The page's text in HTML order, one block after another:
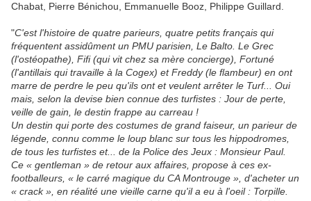
Chabat, Pierre Bénichou, Emmanuelle Booz, Philippe Guillard.
"C'est l'histoire de quatre parieurs, quatre petits français qui
fréquentent assidûment un PMU parisien, Le Balto. Le Grec
(l'ostéopathe), Fifi (qui vit chez sa mère concierge), Fortuné
(l'antillais qui travaille à la Cogex) et Freddy (le flambeur) en ont
marre de perdre le peu qu'ils ont et veulent arrêter le Turf... Oui
mais, selon la devise bien connue des turfistes : Jour de perte,
veille de gain, le destin frappe au carreau !
Un destin qui porte des costumes de grand faiseur, un parieur de
légende, connu comme le loup blanc sur tous les hippodromes,
de tous les turfistes et... de la Police des Jeux : Monsieur Paul.
Ce « gentleman » de retour aux affaires, propose à ces ex-
footballeurs, « le carré magique du CA Montrouge », d'acheter un
« crack », en réalité une vieille carne qu'il a eu à l'oeil : Torpille.